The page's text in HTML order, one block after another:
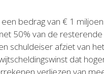
bedrag van € 1
50% van de resterende
schuldeiser afziet van
dat